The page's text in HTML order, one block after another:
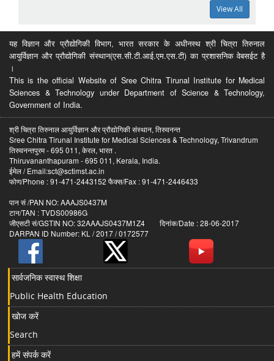
View All
यह विज्ञान और प्रौद्योगिकी विभाग, भारत सरकार के अधीनस्थ श्री चित्रा तिरुनाल
आयुर्विज्ञान और प्रौद्योगिकी संस्थान(एस.सी.टी.आई.एम.एस.टी) का प्रशासनिक वेबसईट है
।
This is the official Website of Sree Chitra Tirunal Institute for Medical
Sciences & Technology under Department of Science & Technology,
Government of India.
श्री चित्रा तिरुनाल आयुर्विज्ञान और प्रौद्योगिकी संस्थान, तिरुवनन्त
Sree Chitra Tirunal Institute for Medical Sciences & Technology, Trivandrum
तिरुवनन्तपुरम - 695 011, केरल, भारत .
Thiruvananthapuram - 695 011, Kerala, India.
ईमेल / Email:sct@sctimst.ac.in
फोण/Phone : 91-471-2443152 फैक्स/Fax : 91-471-2446433
पान सं /PAN NO: AAAJS0437M
टान/TAN : TVDS00986G
जीएसटी सं/GSTIN NO: 32AAAJS0437M1Z4 दिनांक/Date : 28-06-2017
DARPAN ID Number: KL / 2017 / 0172577
सार्वजनिक स्वास्थ शिक्षा
Public Health Education
खोज करें
Search
हमें संपर्क करें